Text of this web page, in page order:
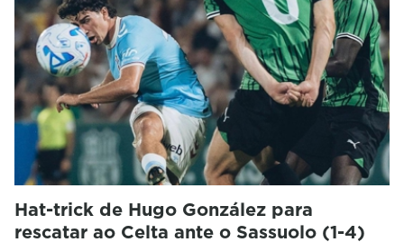
Hat-trick de Hugo González para
rescatar ao Celta ante o Sassuolo (1-4)